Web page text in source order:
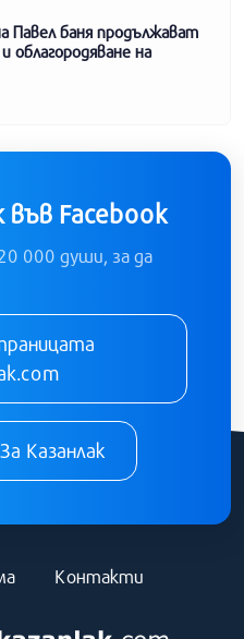
Павел баня продължават
облагородяване на
във Facebook
000 души, за да
Казанлак
Контакти